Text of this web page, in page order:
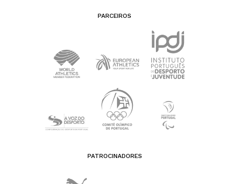
PARCEIROS
PATROCINADORES